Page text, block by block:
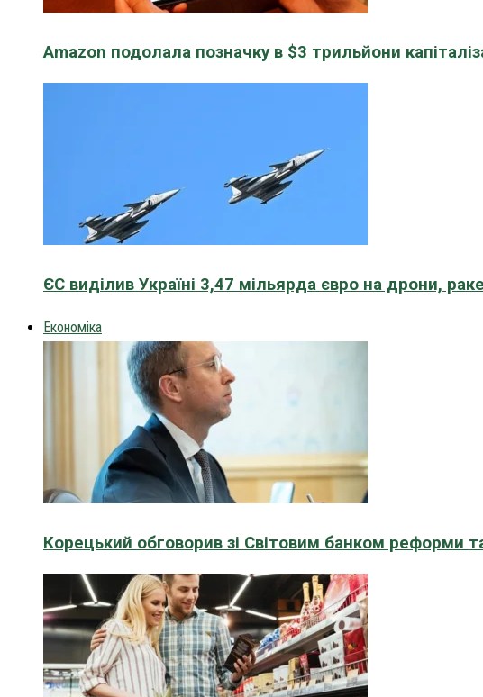
Amazon подолала позначку в $3 трильйони
ЄС виділив Україні 3,47 мільярда євро на дрони,
Економіка
Корецький обговорив зі Світовим банком реформи